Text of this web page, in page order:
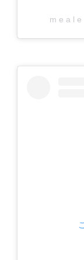
m e a l e